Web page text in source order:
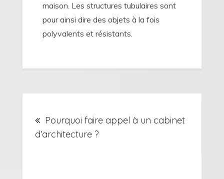
maison. Les structures tubulaires sont
pour ainsi dire des objets à la fois
polyvalents et résistants.
dePourquoi faire appel à un cabinet
d’architecture ?